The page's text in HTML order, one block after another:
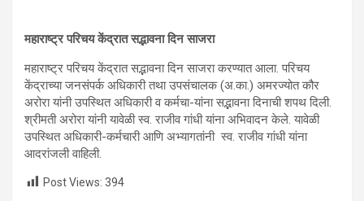
महाराष्ट्र परिचय केंद्रात सद्भावना दिन साजरा
महाराष्ट्र परिचय केंद्रात सद्भावना दिन साजरा करण्यात आला. परिचय
केंद्राच्या जनसंपर्क अधिकारी तथा उपसंचालक (अ.का.) अमरज्योत कौर
अरोरा यांनी उपस्थित अधिकारी व कर्मचा-यांना सद्भावना दिनाची शपथ दिली.
श्रीमती अरोरा यांनी यावेळी स्व. राजीव गांधी यांना अभिवादन केले. यावेळी
उपस्थित अधिकारी-कर्मचारी आणि अभ्यागतांनी स्व. राजीव गांधी यांना
आदरांजली वाहिली.
Post Views: 394